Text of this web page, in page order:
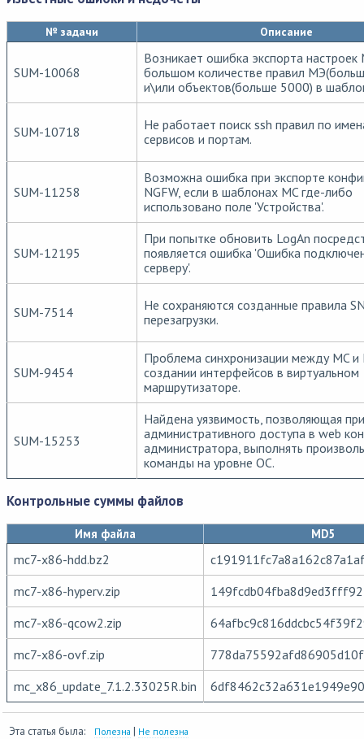
№ задачи Описание
SUM-10068
Возникает ошибка экспорта настроек
большом количестве правил
и\или объектов(больше 5000) в
SUM-10718
Не работает поиск ssh правил по
сервисов и портам.
SUM-11258
Возможна ошибка при экспорте
NGFW, если в шаблонах MC где-либо
использовано поле 'Устройства'.
SUM-12195
При попытке обновить LogAn
появляется ошибка 'Ошибка
серверу'.
SUM-7514
Не сохраняются созданные правила
перезагрузки.
SUM-9454
Проблема синхронизации между MC и
создании интерфейсов в виртуальном
маршрутизаторе.
SUM-15253
Найдена уязвимость, позволяющая
административного доступа в web
администратора, выполнять
команды на уровне ОС.
Контрольные суммы файлов
Имя файла MD5
mc7-x86-hdd.bz2
mc7-x86-hyperv.zip
mc7-x86-qcow2.zip
mc7-x86-ovf.zip
mc_x86_update_7.1.2.33025R.bin
Эта статья была: Полезна | Не полезна